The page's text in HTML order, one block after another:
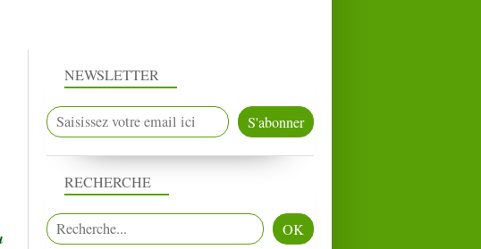
NEWSLETTER
RECHERCHE